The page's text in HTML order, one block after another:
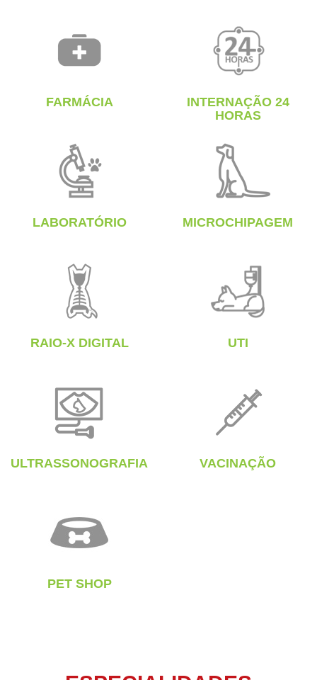
FARMÁCIA
INTERNAÇÃO 24
HORAS
LABORATÓRIO MICROCHIPAGEM
RAIO-X DIGITAL UTI
ULTRASSONOGRAFIA VACINAÇÃO
PET SHOP